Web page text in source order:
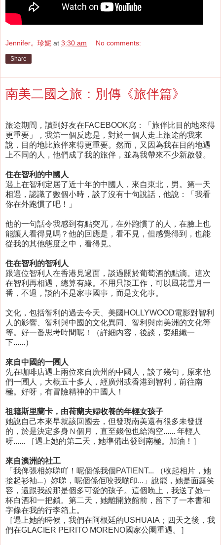
Jennifer。珍妮 at 3:30 am No comments:
Share
南美二國之旅：別傳《旅伴篇》
旅途期間，讀到好友在FACEBOOK寫：「旅伴比目的地來得
更重要」，我第一個反應是，對於一個人走上旅途的我來
說，目的地比旅伴來得更重要。然而，又因為我在目的地遇
上不同的人，他們成了我的旅伴，並為我帶來不少新啟發。
住在智利的中國人
遇上在智利定居了近十年的中國人，來自東北，男。第一天
相遇，認識了數個小時，談了沒有十句說話，他說：「我看
你在外跑慣了吧！」
他的一句話令我感到有點突兀，在外跑慣了的人，在臉上也
能讓人看得見嗎？他的回應是，看不見，但感覺得到，也能
從我的其他態度之中，看得見。
住在智利的智利人
跟這位智利人在香港見過面，談過關於葡萄酒的點滴。這次
在智利再相遇，總算有緣。不用只談工作，可以風花雪月一
番，不過，談的不是家事國事，而是文化事。
文化，包括智利的過去今天、美國HOLLYWOOD電影對智利
人的影響、智利與中國的文化異同、智利與南美洲的文化等
等。好一番思考時間呢！（詳細內容，後談，要組織一
下......）
來自中國的一圑人
先在咖啡店遇上兩位來自廣州的中國人，談了幾句，原來他
們一圑人，大概五十多人，經廣州或香港到智利，前往南
極。好呀，有冒險精神的中國人！
祖籍斯里蘭卡，由荷蘭夫婦收養的年輕女孩子
她說自己本來早就該回國去，但發現南美還有很多未發掘
的，於是決定多身Ｎ個月，直至錢包也給淘空...... 年輕人
呀...... ［遇上她的第二天，她準備出發到南極。加油！］
來自澳洲的社工
「我俾張相妳睇吖！呢個係我個PATIENT... （收起相片，她
接起衫袖...）妳睇，呢個係佢咬我啲印...」說罷，她是面露笑
容，還跟我說那是個多可愛的孩子。這個晚上，我送了她一
杯白酒和一把鎖。第二天，她離開旅館前，留下了一本書和
字條在我的行李箱上。
［遇上她的時候，我們在阿根廷的USHUAIA；四天之後，我
們在GLACIER PERITO MORENO國家公園重遇。］